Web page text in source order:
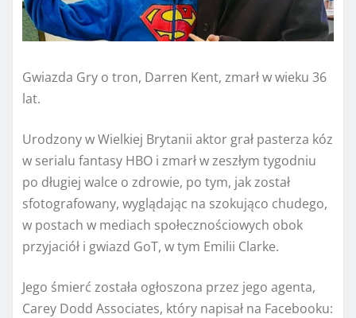
Gwiazda Gry o tron, Darren Kent, zmarł w wieku 36
lat.
Urodzony w Wielkiej Brytanii aktor grał pasterza kóz
w serialu fantasy HBO i zmarł w zeszłym tygodniu
po długiej walce o zdrowie, po tym, jak został
sfotografowany, wyglądając na szokująco chudego,
w postach w mediach społecznościowych obok
przyjaciół i gwiazd GoT, w tym Emilii Clarke.
Jego śmierć została ogłoszona przez jego agenta,
Carey Dodd Associates, który napisał na Facebooku: